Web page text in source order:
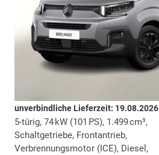
unverbindliche Lieferzeit: 19.08.2026
5-türig, 74 kW (101 PS), 1.499 cm³,
Schaltgetriebe, Frontantrieb,
Verbrennungsmotor (ICE), Diesel,